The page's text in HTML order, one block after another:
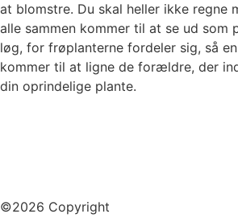
at blomstre. Du skal heller ikke regne
alle sammen kommer til at se ud som
løg, for frøplanterne fordeler sig, så
kommer til at ligne de forældre, der
din oprindelige plante.
©2026 Copyright